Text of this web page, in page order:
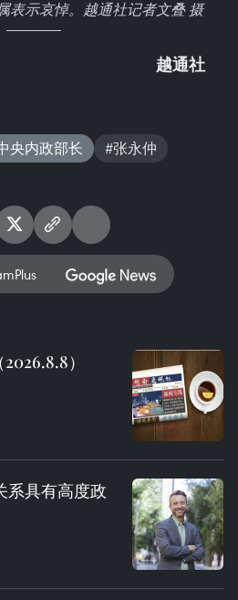
表示哀悼。越通社记者文叠 摄
越通社
央内政部长
#张永仲
）
系具有高度政